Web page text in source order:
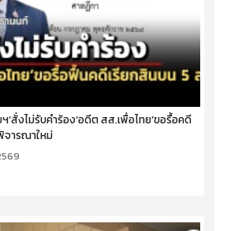
’สั่งไม่รับคำร้อง‘อดีต สส.เพื่อไทย’ขอรื้อคดี
จารณาใหม่